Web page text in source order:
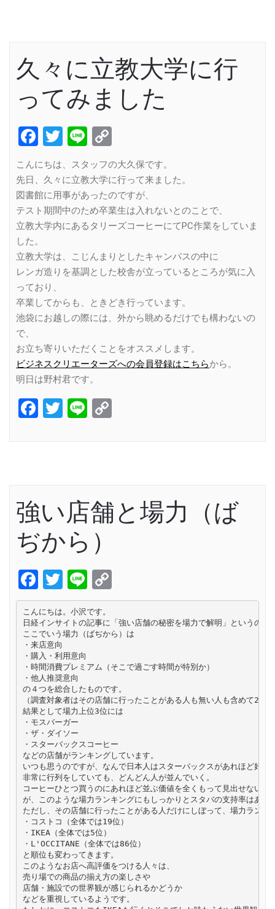
久々に立教大学に行
ってみました
Facebook
Twitter
Line
Link
こんにちは、スタッフの大久保です。
先日、久々に立教大学に行って来ました。
図書館に用事があったのですが、
テスト期間中のため卒業生は入れないとのことで、
立教大学内にあるタリーズコーヒーにてPC作業をしていま
した。
立教大学は、こじんまりとしたキャンパスの中に
レンガ造りを基調とした校舎が立っているところが気に入
っており、
卒業してからも、ときどき行っています。
池袋にお越しの際には、外から眺めるだけでも構わないの
で、
お立ち寄りいただくことをオススメします。
ビジネスクリエーターズへの会員登録はこちらから。
明日は野村君です。
Facebook
Twitter
Line
強い店舗と場力（ば
ぢから）
Facebook
Twitter
Line
Link
こんにちは。小沢です。
日経インサイトの記事に「強い店舗の秘密を場力で解明」というのが
ここでいう場力（ばぢから）は
・来店意向
・購入・利用意向
・時間消費プレミアム（そこで過ごす時間が特別か）
・他人推奨意向
の４つを総合したものです。
（調査対象者はその店舗に行ったことがある人も無い人も含めて26万
結果として場力上位3位には
・モスバーガー
・ザ・ダイソー
・スターバックスコーヒー
などの店舗がランキングしています。
いつも思うのですが、なんで日本人はスターバックスがあれほど好き
非常に行列をしていても、どんどん人が並んでいく。
コーヒーひとつ買うのにあれほど並ぶ価値を全くもって見出せない私
が、このような場力ランキングにもしっかりとスタバの支持率はあら
ただし、その店舗に行ったことがある人だけにしぼって、場力ランキ
・コストコ（全体では19位）
・IKEA（全体では5位）
・L'OCCITANE（全体では86位）
と順位も変わってきます。
このようなお店へ高評価をつける人々は、
売り場での商品の揃え方の楽しさや
店舗・施設での世界観が感じられるかどうか
などを重視しているようです。